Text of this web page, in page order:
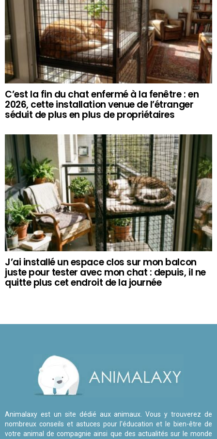
C’est la fin du chat enfermé à la fenêtre : en
2026, cette installation venue de l’étranger
séduit de plus en plus de propriétaires
J’ai installé un espace clos sur mon balcon
juste pour tester avec mon chat : depuis, il ne
quitte plus cet endroit de la journée
Animalaxy est un site dédié aux animaux. Vous y trouverez de
nombreux conseils et astuces pour l'éducation et le bien-être de
votre animal de compagnie ainsi que des actualités sur le monde